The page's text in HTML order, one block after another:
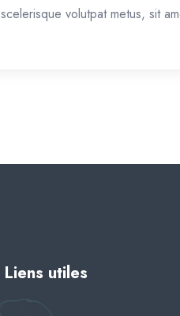
scelerisque volutpat metus, sit
Liens utiles